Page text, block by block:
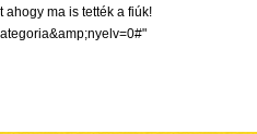
ma is tették a fiúk!